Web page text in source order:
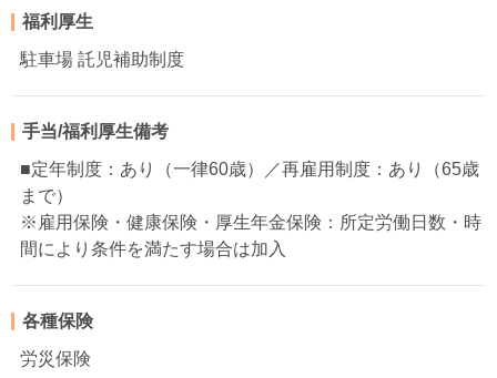
福利厚生
駐車場 託児補助制度
手当/福利厚生備考
■定年制度：あり（一律60歳）／再雇用制度：あり（65歳
まで）
※雇用保険・健康保険・厚生年金保険：所定労働日数・時
間により条件を満たす場合は加入
各種保険
労災保険